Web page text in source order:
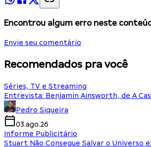
Encontrou algum erro neste
Envie seu comentário
Recomendados pra você
Séries, TV e Streaming
Entrevista: Benjamin Ainsworth, de A
Pedro Siqueira
03.ago.26
Informe Publicitário
Stuart Não Consegue Salvar o Universo